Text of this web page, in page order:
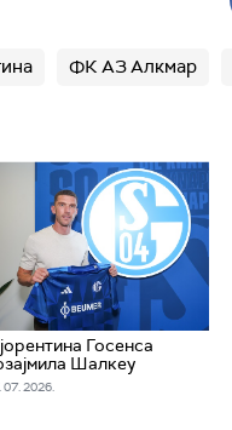
ФК АЗ Алкмар
Госенса
Шалкеу
07. 2026.